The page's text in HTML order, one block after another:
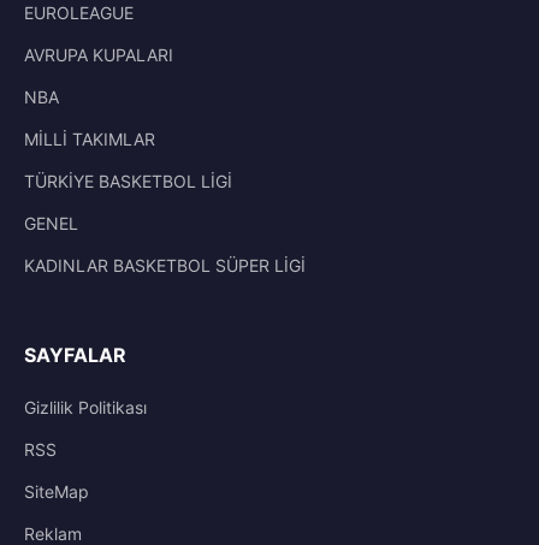
EUROLEAGUE
AVRUPA KUPALARI
NBA
MİLLİ TAKIMLAR
TÜRKİYE BASKETBOL LİGİ
GENEL
KADINLAR BASKETBOL SÜPER LİGİ
SAYFALAR
Gizlilik Politikası
RSS
SiteMap
Reklam